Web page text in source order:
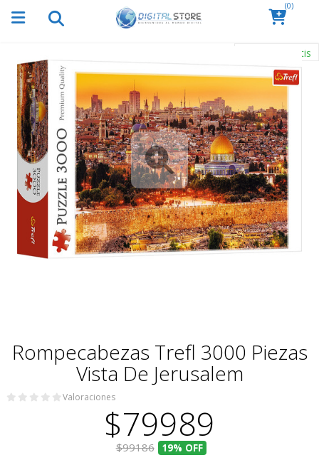
(0)
Rompecabezas Trefl 3000 Piezas
Vista De Jerusalem
Valoraciones
$79989
$99186 19% OFF
Envío Gratis